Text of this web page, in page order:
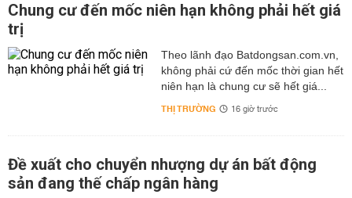
Chung cư đến mốc niên hạn không phải hết giá
trị
Theo lãnh đạo Batdongsan.com.vn,
không phải cứ đến mốc thời gian hết
niên hạn là chung cư sẽ hết giá...
THỊ TRƯỜNG 16 giờ trước
Đề xuất cho chuyển nhượng dự án bất động
sản đang thế chấp ngân hàng